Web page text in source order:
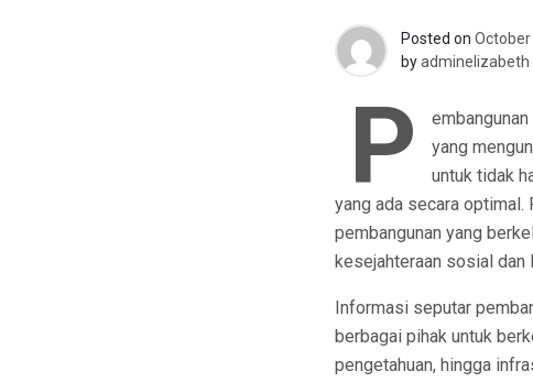
Posted on
byadminelizabeth
P
yang
untuk tidak
yang ada secara optimal.
pembangunan yang
kesejahteraan sosial dan
Informasi seputar
berbagai pihak untuk
pengetahuan, hingga